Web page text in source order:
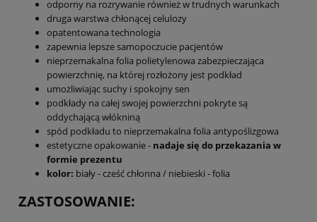
odporny na rozrywanie również w trudnych warunkach
druga warstwa chłonącej celulozy
opatentowana technologia
zapewnia lepsze samopoczucie pacjentów
nieprzemakalna folia polietylenowa zabezpieczająca
powierzchnię, na której rozłożony jest podkład
umożliwiając suchy i spokojny sen
podkłady na całej swojej powierzchni pokryte są
oddychającą włókniną
spód podkładu to nieprzemakalna folia antypoślizgowa
estetyczne opakowanie - nadaje się do przekazania w
formie prezentu
kolor: biały - cześć chłonna / niebieski - folia
ZASTOSOWANIE: